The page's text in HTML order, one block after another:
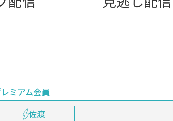
佐渡
ミアム会員